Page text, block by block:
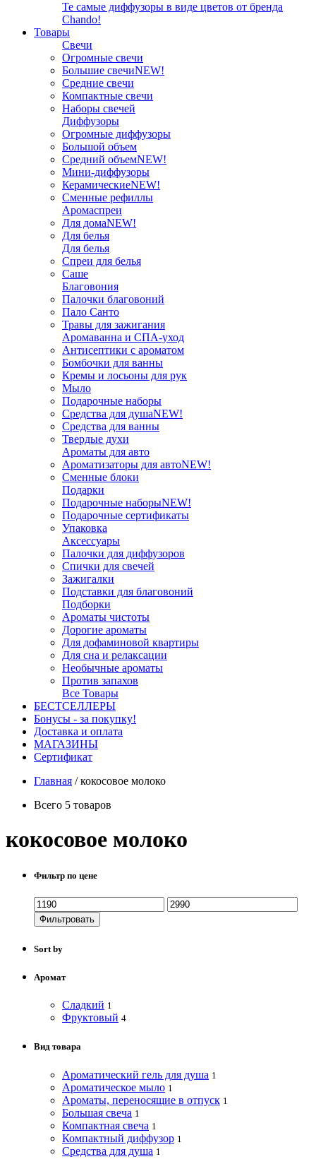
Те самые диффузоры в виде цветов от бренда
Chando!
Товары
Свечи
Огромные свечи
Большие свечиNEW!
Средние свечи
Компактные свечи
Наборы свечей
Диффузоры
Огромные диффузоры
Большой объем
Средний объемNEW!
Мини-диффузоры
КерамическиеNEW!
Сменные рефиллы
Аромаспреи
Для домаNEW!
Для белья
Для белья
Спреи для белья
Саше
Благовония
Палочки благовоний
Пало Санто
Травы для зажигания
Аромаванна и СПА-уход
Антисептики с ароматом
Бомбочки для ванны
Кремы и лосьоны для рук
Мыло
Подарочные наборы
Средства для душаNEW!
Средства для ванны
Твердые духи
Ароматы для авто
Ароматизаторы для автоNEW!
Сменные блоки
Подарки
Подарочные наборыNEW!
Подарочные сертификаты
Упаковка
Аксессуары
Палочки для диффузоров
Спички для свечей
Зажигалки
Подставки для благовоний
Подборки
Ароматы чистоты
Дорогие ароматы
Для дофаминовой квартиры
Для сна и релаксации
Необычные ароматы
Против запахов
Все Товары
БЕСТСЕЛЛЕРЫ
Бонусы - за покупку!
Доставка и оплата
МАГАЗИНЫ
Cертификат
Главная /кокосовое молоко
Всего 5 товаров
кокосовое молоко
Фильтр по цене
Фильтровать
Sort by
Аромат
Сладкий 1
Фруктовый 4
Вид товара
Ароматический гель для душа 1
Ароматическое мыло 1
Ароматы, переносящие в отпуск 1
Большая свеча 1
Компактная свеча 1
Компактный диффузор 1
Средства для душа 1